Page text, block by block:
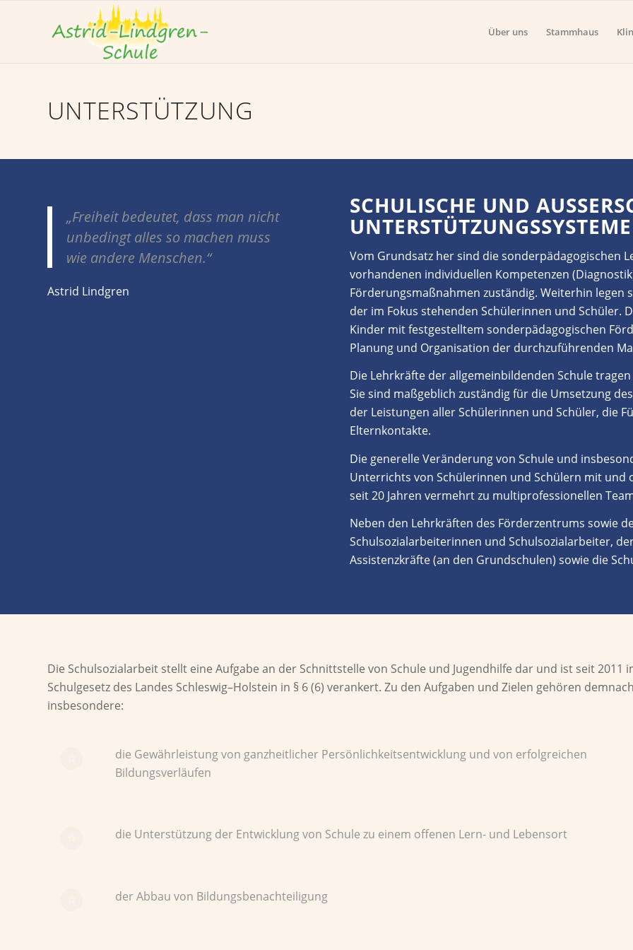
Über uns Stammhaus
UNTERSTÜTZUNG
„Freiheit bedeutet, dass man nicht
unbedingt alles so machen muss
wie andere Menschen.“
Astrid Lindgren
SCHULISCHE UND
NTERSTÜTZUNGSSYSTEME
Vom Grundsatz her sind die sonderpädagogischen
vorhandenen individuellen Kompetenzen
Förderungsmaßnahmen zuständig. Weiterhin legen
der im Fokus stehenden Schülerinnen und Schüler.
Kinder mit festgestelltem sonderpädagogischen
Planung und Organisation der durchzuführenden
Die Lehrkräfteder allgemeinbildenden Schuletragen
Siesind maßgeblich zuständig für die Umsetzung
der Leistungen aller Schülerinnen und Schüler, die
Elternkontakte.
Die generelle Veränderung von Schule und
Unterrichts von Schülerinnen und Schülern mit
seit 20 Jahren vermehrt zu multiprofessionellen
Neben den Lehrkräften des Förderzentrums sowie
Schulsozialarbeiterinnen und Schulsozialarbeiter,
Assistenzkräfte (an den Grundschulen) sowie die
Die Schulsozialarbeit stellt eine Aufgabe an der Schnittstelle von Schule und Jugendhilfe dar und ist seit 2011
Schulgesetz des Landes Schleswig–Holstein in § 6(6) verankert. Zu den Aufgaben und Zielen gehören
insbesondere:
die Gewährleistung von ganzheitlicher Persönlichkeitsentwicklung und von erfolgreichen
Bildungsverläufen
die Unterstützung der Entwicklung von Schule zu einem offenen Lern- und Lebensort
der Abbau von Bildungsbenachteiligung